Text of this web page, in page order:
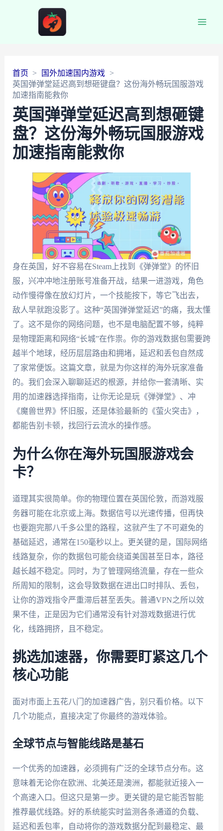
首页
国外加速国内游戏
英国弹弹堂延迟高到想砸键盘？这份海外畅玩国服游戏
加速指南能救你
英国弹弹堂延迟高到想砸键
盘？这份海外畅玩国服游戏
加速指南能救你
身在英国，好不容易在Steam上找到《弹弹堂》的怀旧
服，兴冲冲地注册账号准备开战，结果一进游戏，角色
动作慢得像在放幻灯片，一个技能按下，等它飞出去，
敌人早就跑没影了。这种“英国弹弹堂延迟”的痛，我太懂
了。这不是你的网络问题，也不是电脑配置不够，纯粹
是物理距离和网络“长城”在作祟。你的游戏数据包需要跨
越半个地球，经历层层路由和拥堵，延迟和丢包自然成
了家常便饭。这篇文章，就是为你这样的海外玩家准备
的。我们会深入聊聊延迟的根源，并给你一套清晰、实
用的加速器选择指南，让你无论是玩《弹弹堂》、冲
《魔兽世界》怀旧服，还是体验最新的《萤火突击》，
都能告别卡顿，找回行云流水的操作感。
为什么你在海外玩国服游戏会
卡？
道理其实很简单。你的物理位置在英国伦敦，而游戏服
务器可能在北京或上海。数据信号以光速传播，但再快
也要跑完那八千多公里的路程，这就产生了不可避免的
基础延迟，通常在150毫秒以上。更关键的是，国际网络
线路复杂，你的数据包可能会绕道美国甚至日本，路径
越长越不稳定。同时，为了管理网络流量，存在一些众
所周知的限制，这会导致数据在进出口时排队、丢包，
让你的游戏指令严重滞后甚至丢失。普通VPN之所以效
果不佳，正是因为它们通常没有针对游戏数据进行优
化，线路拥挤，且不稳定。
挑选加速器，你需要盯紧这几个
核心功能
面对市面上五花八门的加速器广告，别只看价格。以下
几个功能点，直接决定了你最终的游戏体验。
全球节点与智能线路是基石
一个优秀的加速器，必须拥有广泛的全球节点分布。这
意味着无论你在欧洲、北美还是澳洲，都能就近接入一
个高速入口。但这只是第一步。更关键的是它能否智能
推荐最优线路。好的系统能实时监测各条通道的负载、
延迟和丢包率，自动将你的游戏数据分配到最稳定、最